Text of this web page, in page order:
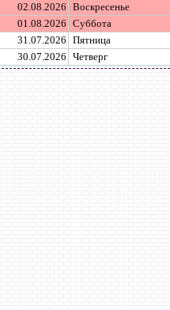
02.08.2026 Воскресенье
01.08.2026 Суббота
31.07.2026 Пятница
30.07.2026 Четверг